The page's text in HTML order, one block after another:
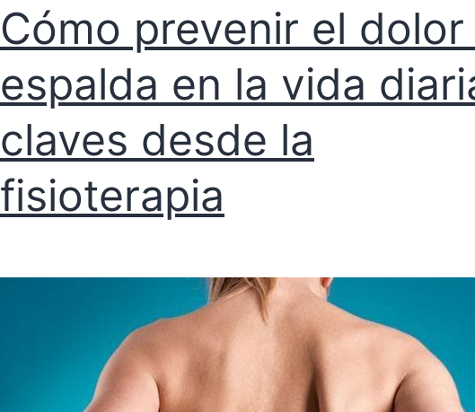
Cómo prevenir el
espalda en la vida
claves desde la
fisioterapia